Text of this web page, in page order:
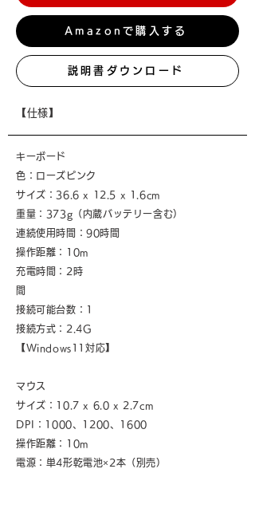
Amazonで購入する
説明書ダウンロード
【仕様】
キーボード
​色：ローズピンク
サイズ：36.6 x 12.5 x 1.6cm
重量：373g（内蔵バッテリー含む）
連続使用時間：90時間
操作距離：10m
充電時間：2時
間
接続可能台数：1
接続方式：2.4G
【Windows11対応】
マウス
サイズ：10.7 x 6.0 x 2.7cm
DPI：1000、1200、1600
操作距離：10m
電源：単4形乾電池×2本（別売）